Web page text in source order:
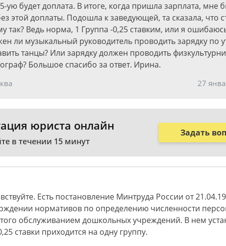
ую будет доплата. В итоге, когда пришла зарплата, мне
этой доплаты. Подошла к заведующей, та сказала, что
так? Ведь норма, 1 Группа -0,25 ставким, или я
ли музыкальный руководитель проводить зарядку по
танцы? Или зарядку должен проводить
Большое спасибо за ответ. Ирина.
27
юриста онлайн
в течении 15 минут
Задать
Есть постановление Минтруда России от
нормативов по определению численности
обслуживанием дошкольных учреждений. В нем
ставки приходится на одну группу.